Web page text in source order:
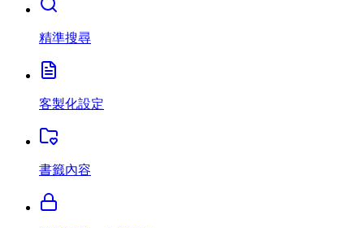
精準搜尋
客製化設定
書籤內容